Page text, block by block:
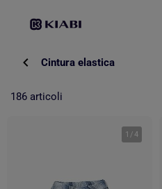
Cintura elastica
186 articoli
1 /4